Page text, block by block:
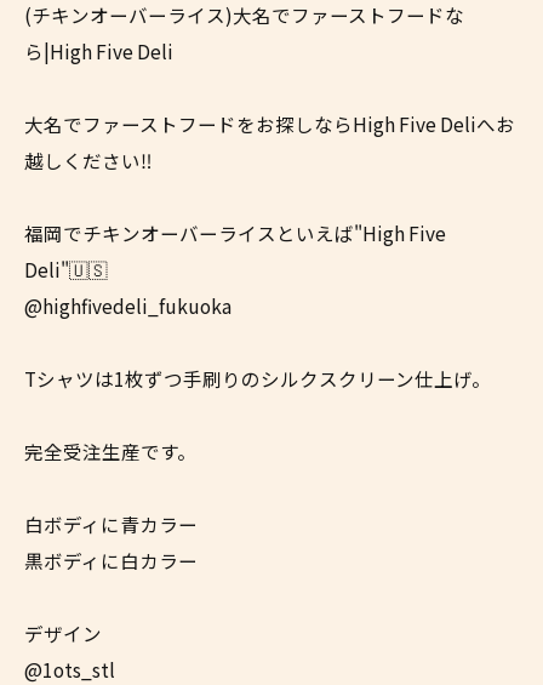
(チキンオーバーライス)大名でファーストフードな
ら|High Five Deli
大名でファーストフードをお探しならHigh Five Deliへお
越しください‼
福岡でチキンオーバーライスといえば"High Five
Deli"🇺🇸
@highfivedeli_fukuoka
Tシャツは1枚ずつ手刷りのシルクスクリーン仕上げ。
完全受注生産です。
白ボディに青カラー
黒ボディに白カラー
デザイン
@1ots_stl